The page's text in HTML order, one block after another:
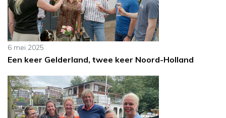
6 mei 2025
Een keer Gelderland, twee keer Noord-Holland